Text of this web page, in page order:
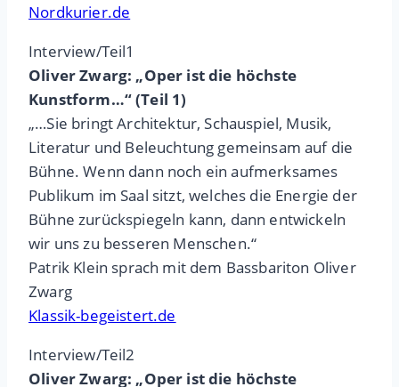
Nordkurier.de
Interview/Teil1
Oliver Zwarg: „Oper ist die höchste
Kunstform…“ (Teil 1)
„…Sie bringt Architektur, Schauspiel, Musik,
Literatur und Beleuchtung gemeinsam auf die
Bühne. Wenn dann noch ein aufmerksames
Publikum im Saal sitzt, welches die Energie der
Bühne zurückspiegeln kann, dann entwickeln
wir uns zu besseren Menschen.“
Patrik Klein sprach mit dem Bassbariton Oliver
Zwarg
Klassik-begeistert.de
Interview/Teil2
Oliver Zwarg: „Oper ist die höchste